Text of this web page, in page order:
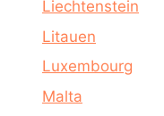
Liechtenstein
Litauen
Luxembourg
Malta